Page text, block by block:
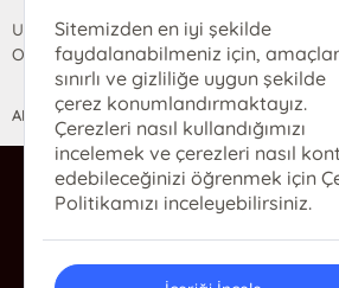
Uzun Sokak Saray Çarşısı Lara
Ortahisar/TRABZON
ANASAYFA YARDIM İLETİŞİM
0(462) 326 49
Sitemizden en iyi şekilde
faydalanabilmeniz için,
sınırlı ve gizliliğe uygun şekilde
çerez konumlandırmaktayız.
Çerezleri nasıl kullandığımızı
incelemek ve çerezleri nasıl
edebileceğinizi öğrenmek için
Politikamızı inceleyebilirsiniz.